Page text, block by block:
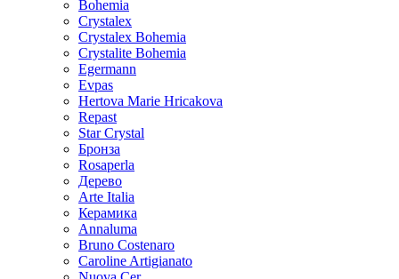
Bohemia
Crystalex
Crystalex Bohemia
Crystalite Bohemia
Egermann
Evpas
Hertova Marie Hricakova
Repast
Star Crystal
Бронза
Rosaperla
Дерево
Arte Italia
Керамика
Annaluma
Bruno Costenaro
Caroline Artigianato